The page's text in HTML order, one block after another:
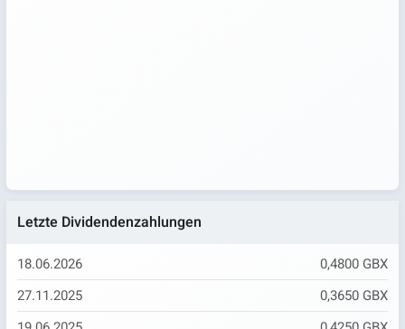
Letzte Dividendenzahlungen
18.06.2026
0,4800 GBX
27.11.2025
0,3650 GBX